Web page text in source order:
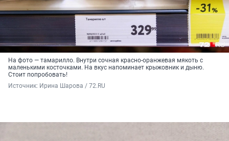
На фото — тамарилло. Внутри сочная красно-оранжевая мякоть с
маленькими косточками. На вкус напоминает крыжовник и дыню.
Стоит попробовать!
Источник: Ирина Шарова / 72.RU